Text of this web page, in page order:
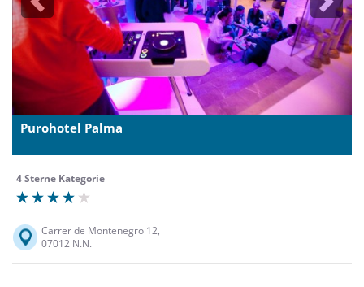
Previous Next
Purohotel Palma
4 Sterne Kategorie
Carrer de Montenegro 12,
07012 N.N.